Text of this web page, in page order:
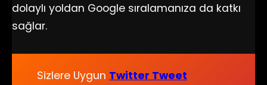
dolaylı yoldan Google sıralamanıza da katkı
sağlar.
Sizlere Uygun Twitter Tweet